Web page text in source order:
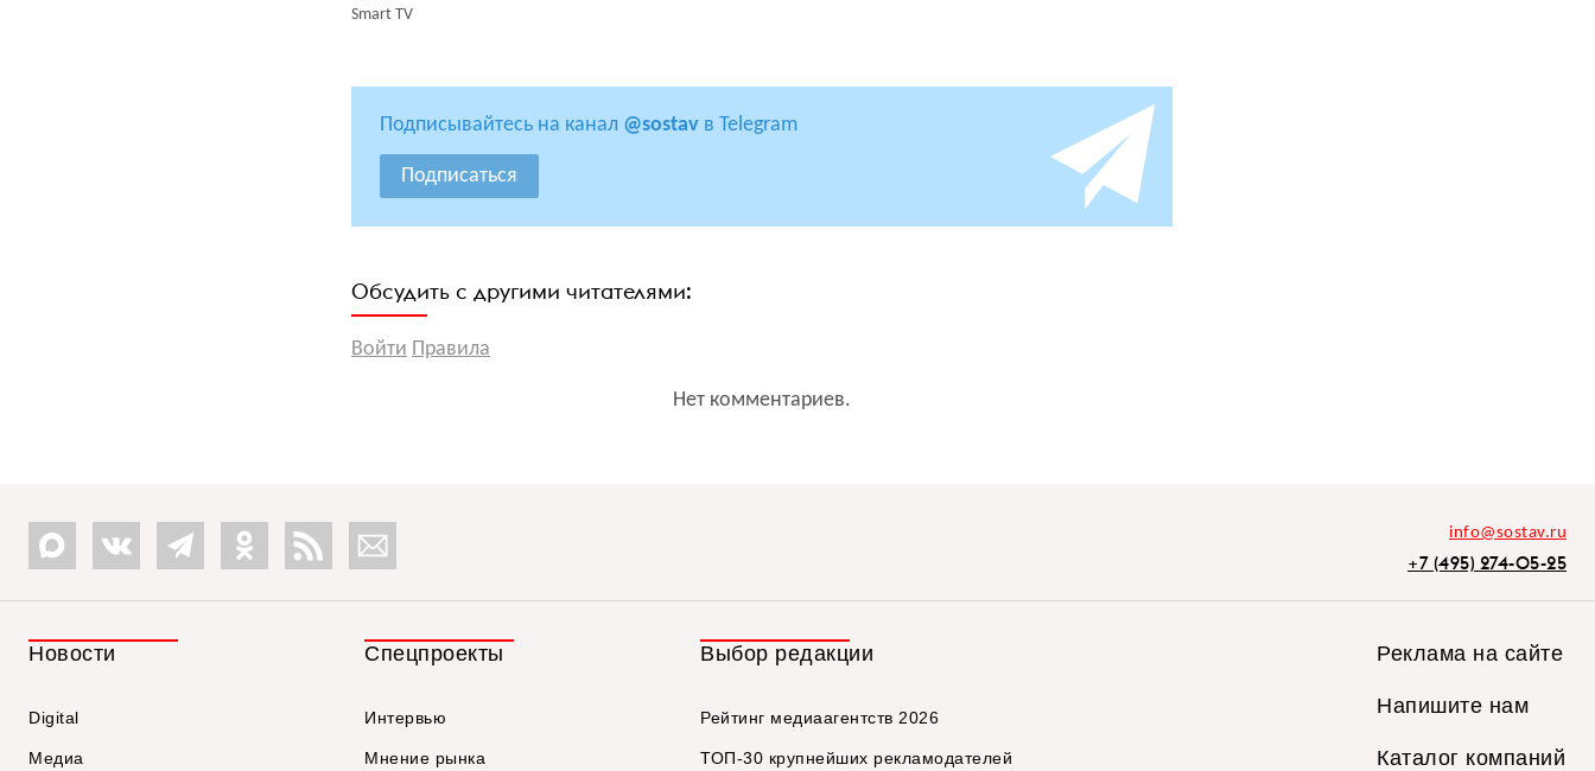
Smart TV
Подписывайтесь на канал @sostav в Telegram
Подписаться
Обсудить с другими читателями:
Войти Правила
Нет комментариев.
info@sostav.ru
+7 (495) 274-05-25
Новости
Digital
Медиа
Спецпроекты
Интервью
Мнение рынка
Выбор редакции
Рейтинг медиаагентств 2026
ТОП-30 крупнейших рекламодателей
Реклама на сайте
Напишите нам
Каталог компаний